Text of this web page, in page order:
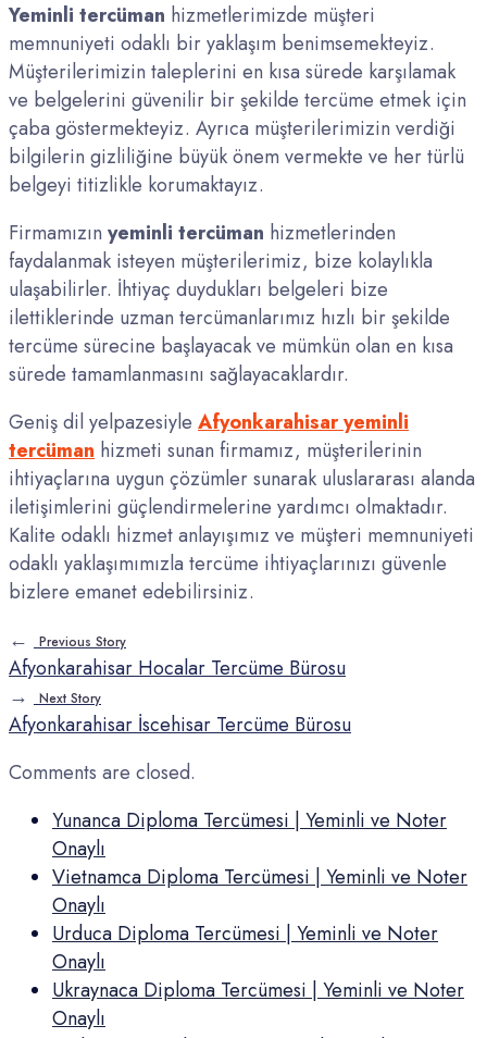
Yeminli tercüman hizmetlerimizde müşteri
memnuniyeti odaklı bir yaklaşım benimsemekteyiz.
Müşterilerimizin taleplerini en kısa sürede karşılamak
ve belgelerini güvenilir bir şekilde tercüme etmek için
çaba göstermekteyiz. Ayrıca müşterilerimizin verdiği
bilgilerin gizliliğine büyük önem vermekte ve her türlü
belgeyi titizlikle korumaktayız.
Firmamızın yeminli tercüman hizmetlerinden
faydalanmak isteyen müşterilerimiz, bize kolaylıkla
ulaşabilirler. İhtiyaç duydukları belgeleri bize
ilettiklerinde uzman tercümanlarımız hızlı bir şekilde
tercüme sürecine başlayacak ve mümkün olan en kısa
sürede tamamlanmasını sağlayacaklardır.
Geniş dil yelpazesiyle Afyonkarahisar yeminli
tercüman hizmeti sunan firmamız, müşterilerinin
ihtiyaçlarına uygun çözümler sunarak uluslararası alanda
iletişimlerini güçlendirmelerine yardımcı olmaktadır.
Kalite odaklı hizmet anlayışımız ve müşteri memnuniyeti
odaklı yaklaşımımızla tercüme ihtiyaçlarınızı güvenle
bizlere emanet edebilirsiniz.
←
Previous Story
Afyonkarahisar Hocalar Tercüme Bürosu
→
Next Story
Afyonkarahisar İscehisar Tercüme Bürosu
Comments are closed.
Yunanca Diploma Tercümesi | Yeminli ve Noter
Onaylı
Vietnamca Diploma Tercümesi | Yeminli ve Noter
Onaylı
Urduca Diploma Tercümesi | Yeminli ve Noter
Onaylı
Ukraynaca Diploma Tercümesi | Yeminli ve Noter
Onaylı